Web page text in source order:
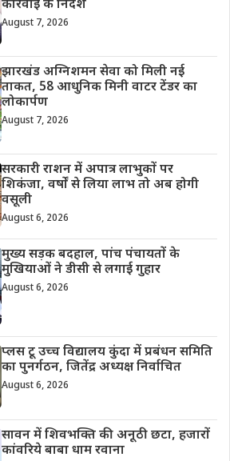
कार्रवाई के निर्देश
August 7, 2026
झारखंड अग्निशमन सेवा को मिली नई
ताकत, 58 आधुनिक मिनी वाटर टेंडर का
लोकार्पण
August 7, 2026
सरकारी राशन में अपात्र लाभुकों पर
शिकंजा, वर्षों से लिया लाभ तो अब होगी
वसूली
August 6, 2026
मुख्य सड़क बदहाल, पांच पंचायतों के
मुखियाओं ने डीसी से लगाई गुहार
August 6, 2026
प्लस टू उच्च विद्यालय कुंदा में प्रबंधन समिति
का पुनर्गठन, जितेंद्र अध्यक्ष निर्वाचित
August 6, 2026
सावन में शिवभक्ति की अनूठी छटा, हजारों
कांवरिये बाबा धाम रवाना